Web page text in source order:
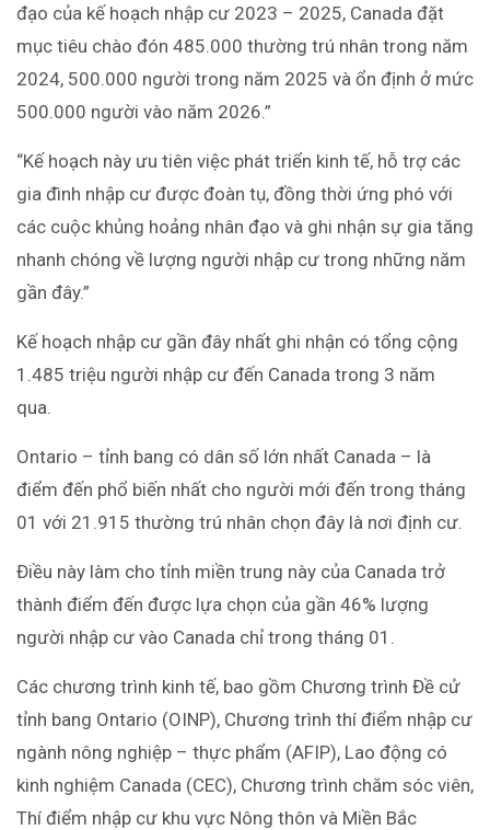
đạo của kế hoạch nhập cư 2023 – 2025, Canada đặt
mục tiêu chào đón 485.000 thường trú nhân trong năm
2024, 500.000 người trong năm 2025 và ổn định ở mức
500.000 người vào năm 2026.”
“Kế hoạch này ưu tiên việc phát triển kinh tế, hỗ trợ các
gia đình nhập cư được đoàn tụ, đồng thời ứng phó với
các cuộc khủng hoảng nhân đạo và ghi nhận sự gia tăng
nhanh chóng về lượng người nhập cư trong những năm
gần đây.”
Kế hoạch nhập cư gần đây nhất ghi nhận có tổng cộng
1.485 triệu người nhập cư đến Canada trong 3 năm
qua.
Ontario – tỉnh bang có dân số lớn nhất Canada – là
điểm đến phổ biến nhất cho người mới đến trong tháng
01 với 21.915 thường trú nhân chọn đây là nơi định cư.
Điều này làm cho tỉnh miền trung này của Canada trở
thành điểm đến được lựa chọn của gần 46% lượng
người nhập cư vào Canada chỉ trong tháng 01.
Các chương trình kinh tế, bao gồm Chương trình Đề cử
tỉnh bang Ontario (OINP), Chương trình thí điểm nhập cư
ngành nông nghiệp – thực phẩm (AFIP), Lao động có
kinh nghiệm Canada (CEC), Chương trình chăm sóc viên,
Thí điểm nhập cư khu vực Nông thôn và Miền Bắc